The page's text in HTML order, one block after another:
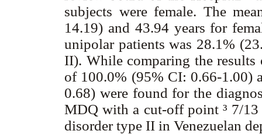
subjects were female. The
14.19) and 43.94 years for
unipolar patients was 28.1%
II). While comparing the
of 100.0% (95% CI: 0.66-1.00)
0.68) were found for the
MDQ with a cut-off point³ 7/
disorder type II in Venezuelan